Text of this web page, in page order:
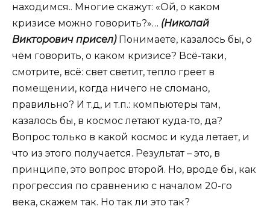
находимся.. Многие скажут: «Ой, о каком
кризисе можно говорить?»… (Николай
Викторович присел)Понимаете, казалось бы, о
чём говорить, о каком кризисе? Всё-таки,
смотрите, всё: свет светит, тепло греет в
помещении, когда ничего не сломано,
правильно? И т.д, и т.п.: компьютеры там,
казалось бы, в космос летают куда-то, да?
Вопрос только в какой космос и куда летает, и
что из этого получается. Результат – это, в
принципе, это вопрос второй. Но, вроде бы, как
прогрессия по сравнению с началом 20-го
века, скажем так. Но так ли это так?